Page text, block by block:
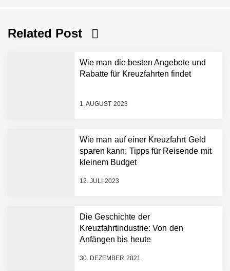
Related Post
Wie man die besten Angebote und
Rabatte für Kreuzfahrten findet
1. AUGUST 2023
Wie man auf einer Kreuzfahrt Geld
sparen kann: Tipps für Reisende mit
kleinem Budget
12. JULI 2023
Die Geschichte der
Kreuzfahrtindustrie: Von den
Anfängen bis heute
30. DEZEMBER 2021